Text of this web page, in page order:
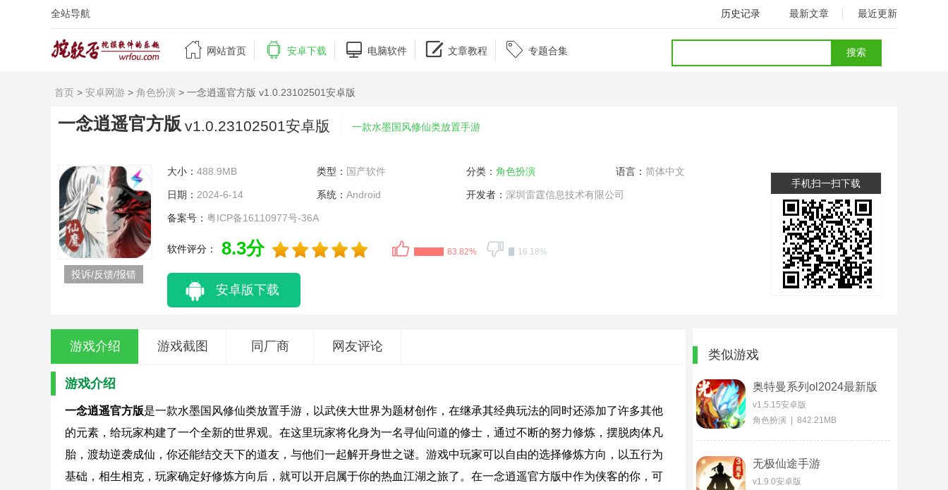
全站导航 历史记录 最新文章 最近更新
 网站首页  安卓下载  电脑软件  文章教程  专题合集
首页 > 安卓网游 > 角色扮演 > 一念逍遥官方版 v1.0.23102501安卓版
一念逍遥官方版 v1.0.23102501安卓版 一款水墨国风修仙类放置手游
投诉/反馈/报错
大小： 488.9MB 类型： 国产软件 分类： 角色扮演 语言： 简体中文
日期： 2024-6-14 系统： Android 开发者： 深圳雷霆信息技术有限公司
备案号： 粤ICP备16110977号-36A
软件评分： 8.3分 83.82% 16.18%
安卓版下载
手机扫一扫下载
游戏介绍 游戏截图 同厂商 网友评论
游戏介绍
一念逍遥官方版是一款水墨国风修仙类放置手游，以武侠大世界为题材创作，在继承其经典玩法的同时还添加了许多其他
的元素，给玩家构建了一个全新的世界观。在这里玩家将化身为一名寻仙问道的修士，通过不断的努力修炼，摆脱肉体凡
胎，渡劫逆袭成仙，你还能结交天下的道友，与他们一起解开身世之谜。游戏中玩家可以自由的选择修炼方向，以五行为
基础，相生相克，玩家确定好修炼方向后，就可以开启属于你的热血江湖之旅了。在一念逍遥官方版中作为侠客的你，可
类似游戏
奥特曼系列ol2024最新版
v1.5.15安卓版
角色扮演 | 842.21MB
无极仙途手游
v1.9.0安卓版